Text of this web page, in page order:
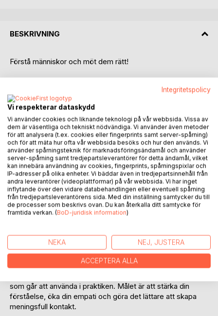
BESKRIVNING
Förstå människor och möt dem rätt!
för dig som vill lära dig på egen hand. Den riktar sig till dig
som arbetar med människor, till exempel socialpedagoger,
socialarbetare eller andra yrkesverksamma där förståelsen
för individen är avgörande. När vi har en större förståelse
hur människor tänker, känner och formas av sin vardag blir
arbetet mer träffsäkert och meningsfullt. Här får du verktyg
för att analysera situationer, se bakom beteenden och
skapa kontakt som gör verklig skillnad.
Efter den grunden går boken vidare till ett lika viktigt
område: kultur och kulturella skillnader. I ett samhälle där
olika erfarenheter och normer möts dagligen riskerar vi utan
kunskap att misstolka både intentioner och behov. Du får
livsval och hur du kan bemöta människor med större
lyhördhet och trygghet.
Boken är skapad för att förklarar sociologi på ett enkelt och
som går att använda i praktiken. Målet är att stärka din
förståelse, öka din empati och göra det lättare att skapa
meningsfull kontakt.
Integritetspolicy
Vi respekterar dataskydd
Vi använder cookies och liknande teknologi på vår webbsida. Vissa av
dem är väsentliga och tekniskt nödvändiga. Vi använder även metoder
för att analysera (t.ex. cookies eller fingerprints samt server-spårning)
och för att mäta hur ofta vår webbsida besöks och hur den används. Vi
använder spårningsteknik för marknadsföringsändamål och använder
server-spårning samt tredjepartsleverantörer för detta ändamål, vilket
kan innebära användning av cookies, fingerprints, spårningspixlar och
IP-adresser på olika enheter. Vi bäddar även in tredjepartsinnehåll från
andra leverantörer (videoplattformar) på vår webbsida. Vi har inget
inflytande över den vidare databehandlingen eller eventuell spårning
från tredjepartsleverantörens sida. Med din inställning samtycker du till
de processer som beskrivs ovan. Du kan återkalla ditt samtycke för
framtida verkan. (BoD-juridisk information)
NEKA NEJ, JUSTERA
ACCEPTERA ALLA